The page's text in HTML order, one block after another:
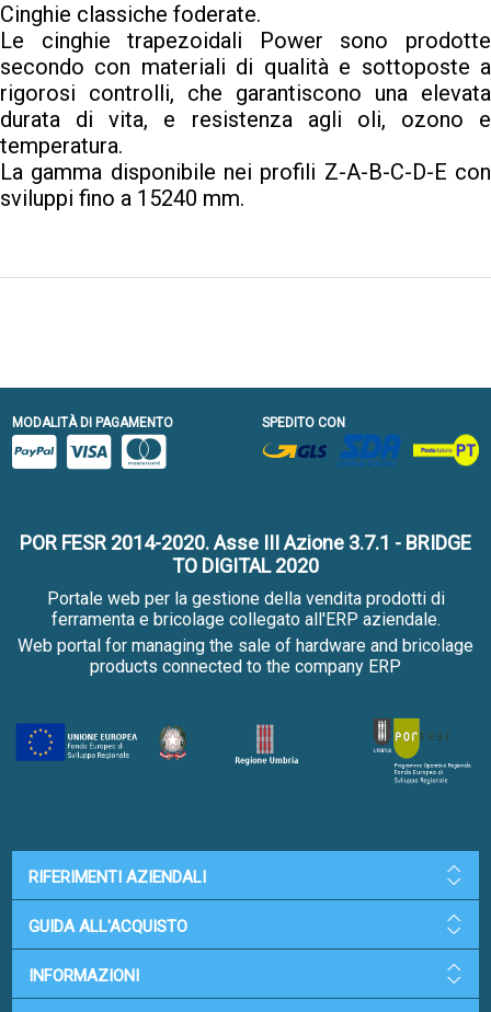
Cinghie classiche foderate.
Le cinghie trapezoidali Power sono prodotte
secondo con materiali di qualità e sottoposte a
rigorosi controlli, che garantiscono una elevata
durata di vita, e resistenza agli oli, ozono e
temperatura.
La gamma disponibile nei profili Z-A-B-C-D-E con
sviluppi fino a 15240 mm.
MODALITÀ DI PAGAMENTO SPEDITO CON
POR FESR 2014-2020. Asse III Azione 3.7.1 - BRIDGE
TO DIGITAL 2020
Portale web per la gestione della vendita prodotti di
ferramenta e bricolage collegato all'ERP aziendale.
Web portal for managing the sale of hardware and bricolage
products connected to the company ERP
RIFERIMENTI AZIENDALI
GUIDA ALL'ACQUISTO
INFORMAZIONI